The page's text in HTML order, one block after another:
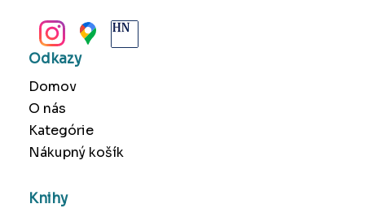
Odkazy
Domov
O nás
Kategórie
Nákupný košík
Knihy